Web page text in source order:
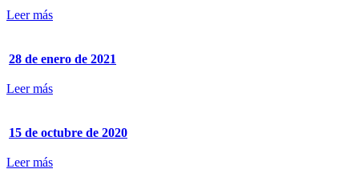
Leer más
28 de enero de 2021
Leer más
15 de octubre de 2020
Leer más